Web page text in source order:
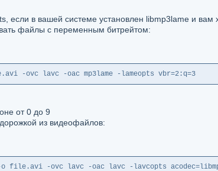
если в вашей системе установлен libmp3lame и
файлы с переменным битрейтом:
-ovc lavc -oac mp3lame -lameopts vbr=2:q=3
от 0 до 9
из видеофайлов:
file.avi -ovc lavc -oac lavc -lavcopts